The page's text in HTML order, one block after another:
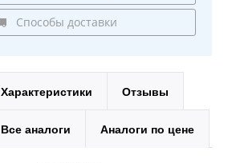
Способы доставки
Характеристики Отзывы
Все аналоги Аналоги по цене